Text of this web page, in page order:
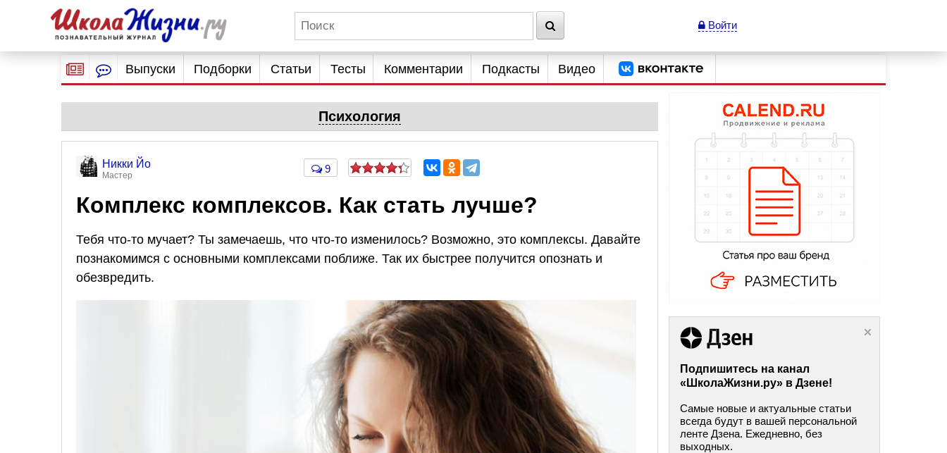
Войти
Выпуски Подборки Статьи Тесты Комментарии Подкасты Видео
Психология
Никки Йо
Мастер
9
Комплекс комплексов. Как стать лучше?
Тебя что-то мучает? Ты замечаешь, что что-то изменилось? Возможно, это комплексы. Давайте
познакомимся с основными комплексами поближе. Так их быстрее получится опознать и
обезвредить.
Подпишитесь на канал
«ШколаЖизни.ру» в Дзене!
Самые новые и актуальные статьи
всегда будут в вашей персональной
ленте Дзена. Ежедневно, без
выходных.